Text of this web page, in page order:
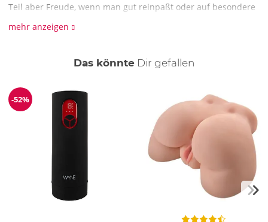
Teil aber Freude, wenn man gut reinpaßt oder auf besondere
benutzt und sich dann wacker durch das abwechslungsreiche
und das kann gerade bei lustigen Spielen zu zweit sehr
ORION Kundenservice
Es freut uns sehr, dass wir dich von unserem Artikel so
gut überzeugen konnten. Wir danken für die Tipps und
mehr anzeigen
Das könnte Dir auch
gefallen
Reduzierung
-52%